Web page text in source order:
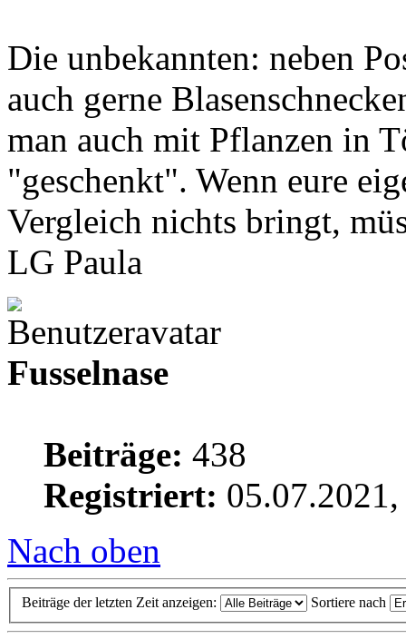
Die unbekannten: neben
auch gerne
man auch mit Pflanzen in
"geschenkt". Wenn eure
Vergleich nichts bringt,
LG Paula
Fusselnase
Beiträge: 438
Registriert:
Nach oben
Beiträge der letzten Zeit anzeigen: Sortiere nach